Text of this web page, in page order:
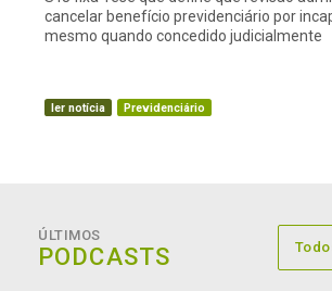
cancelar benefício previdenciário por
mesmo quando concedido judicialmente
ler notícia Previdenciário
ÚLTIMOS
PODCASTS